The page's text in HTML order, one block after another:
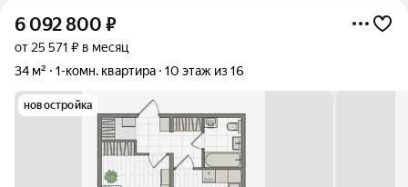
6 092 800 ₽
от 25 571 ₽ в месяц
34 м²
1-комн. квартира 10 этаж из 16
новостройка